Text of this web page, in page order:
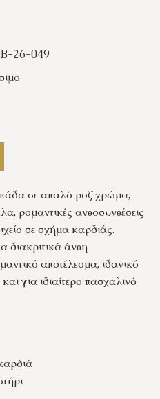
26-049
σε απαλό ροζ χρώμα,
ρομαντικές ανθοσυνθέσεις
σε σχήμα καρδιάς.
διακριτικά άνθη
αποτέλεσμα, ιδανικό
για ιδιαίτερο πασχαλινό